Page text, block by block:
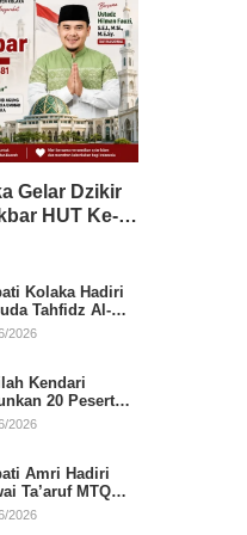
Gelar Dzikir
HUT Ke-
Dai Nasional
Kolaka Hadiri
Tahfidz Al-
Komitmen
2026
Kendari
20 Peserta
Hari Pertama
2026
Amri Hadiri
Ta’aruf MTQ
Sultra, Beri
2026